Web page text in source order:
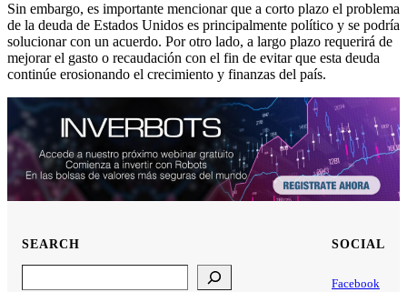
Sin embargo, es importante mencionar que a corto plazo el problema
de la deuda de Estados Unidos es principalmente político y se podría
solucionar con un acuerdo. Por otro lado, a largo plazo requerirá de
mejorar el gasto o recaudación con el fin de evitar que esta deuda
continúe erosionando el crecimiento y finanzas del país.
SEARCH SOCIAL
Facebook